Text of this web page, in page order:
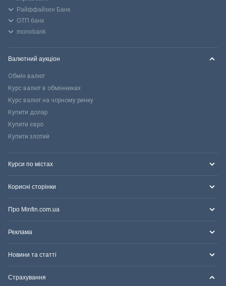
Райффайзен Банк
ОТП банк
monobank
Валютний аукціон
Обмін валют
Курс валют в обмінниках
Курс валют на чорному ринку
Купити долар
Купити євро
Купити злотий
Курси по містах
Корисні сторінки
Про Minfin.com.ua
Реклама
Новини та статті
Страхування